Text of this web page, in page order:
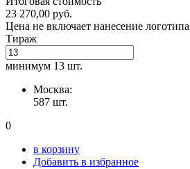
23 270,00 руб.
Цена не включает нанесение логотипа
Тираж
минимум 13 шт.
Москва:
587 шт.
0
в корзину
Добавить в избранное